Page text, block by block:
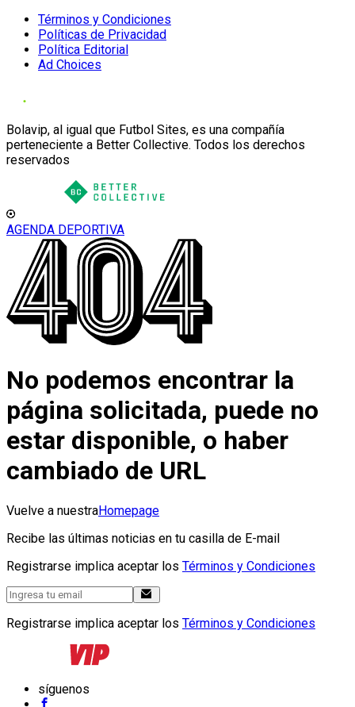
Términos y Condiciones
Políticas de Privacidad
Política Editorial
Ad Choices
Bolavip, al igual que Futbol Sites, es una compañía
perteneciente a Better Collective. Todos los derechos
reservados
AGENDA DEPORTIVA
No podemos encontrar la
página solicitada, puede no
estar disponible, o haber
cambiado de URL
Vuelve a nuestraHomepage
Recibe las últimas noticias en tu casilla de E-mail
Registrarse implica aceptar los Términos y Condiciones
Registrarse implica aceptar los Términos y Condiciones
síguenos